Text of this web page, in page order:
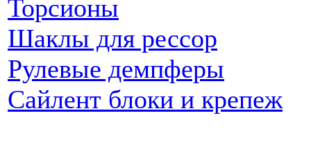
Торсионы
Шаклы для рессор
Рулевые демпферы
Сайлент блоки и крепеж